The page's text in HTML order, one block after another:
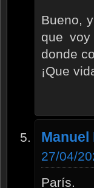
Bueno,
que
donde
¡Que
Manuel
27/04/
París.